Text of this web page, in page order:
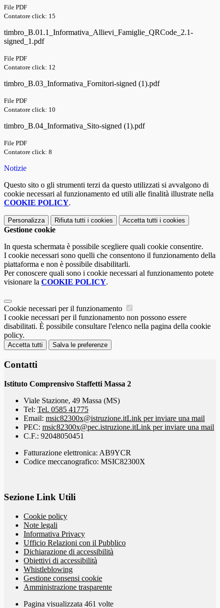
File PDF
Contatore click: 15
timbro_B.01.1_Informativa_Allievi_Famiglie_QRCode_2.1-
signed_1.pdf
File PDF
Contatore click: 12
timbro_B.03_Informativa_Fornitori-signed (1).pdf
File PDF
Contatore click: 10
timbro_B.04_Informativa_Sito-signed (1).pdf
File PDF
Contatore click: 8
Notizie
Questo sito o gli strumenti terzi da questo utilizzati si avvalgono di
cookie necessari al funzionamento ed utili alle finalità illustrate nella
COOKIE POLICY.
Personalizza Rifiuta tutti i cookies Accetta tutti i cookies
Gestione cookie
In questa schermata è possibile scegliere quali cookie consentire.
I cookie necessari sono quelli che consentono il funzionamento della
piattaforma e non è possibile disabilitarli.
Per conoscere quali sono i cookie necessari al funzionamento potete
visionare la COOKIE POLICY.
Cookie necessari per il funzionamento
I cookie necessari per il funzionamento non possono essere
disabilitati. È possibile consultare l'elenco nella pagina della cookie
policy.
Accetta tutti Salva le preferenze
Contatti
Istituto Comprensivo Staffetti Massa 2
Viale Stazione, 49 Massa (MS)
Tel: Tel. 0585 41775
Email: msic82300x@istruzione.itLink per inviare una mail
PEC: msic82300x@pec.istruzione.itLink per inviare una mail
C.F.: 92048050451
Fatturazione elettronica: AB9YCR
Codice meccanografico: MSIC82300X
Sezione Link Utili
Cookie policy
Note legali
Informativa Privacy
Ufficio Relazioni con il Pubblico
Dichiarazione di accessibilità
Obiettivi di accessibilità
Whistleblowing
Gestione consensi cookie
Amministrazione trasparente
Pagina visualizzata 461 volte